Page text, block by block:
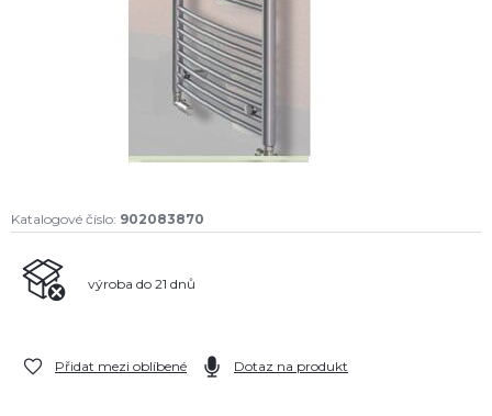
Katalogové číslo: 902083870
výroba do 21 dnů
Přidat mezi oblíbené Dotaz na produkt